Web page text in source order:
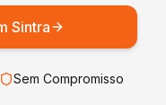
Sintra
Sem Compromisso